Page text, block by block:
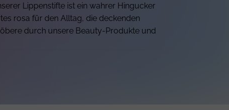
Lippenstifte ist ein wahrer Hingucker
rosa für den Alltag, die deckenden
durch unsere Beauty-Produkte und